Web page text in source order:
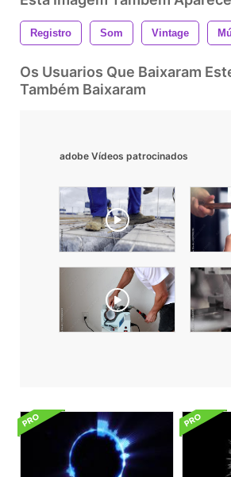
Registro Som Vintage
Os Usuarios Que Baixaram
Também Baixaram
adobe Vídeos patrocinados